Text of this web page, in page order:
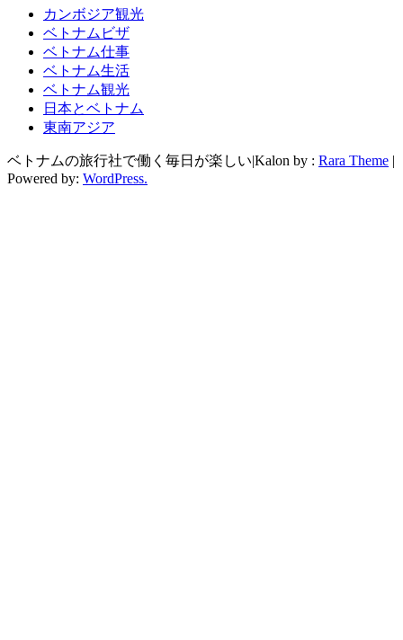
カンボジア観光
ベトナムビザ
ベトナム仕事
ベトナム生活
ベトナム観光
日本とベトナム
東南アジア
ベトナムの旅行社で働く毎日が楽しい|Kalon by : Rara Theme |
Powered by: WordPress.